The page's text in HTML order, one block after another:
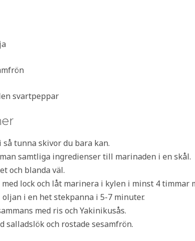
svartpeppar
tunna skivor du bara kan.
samtliga ingredienser till marinaden i en skål.
och blanda väl.
med lock och låt marinera i kylen i minst 4 timmar
oljan i en het stekpanna i 5-7 minuter.
med ris och Yakinikusås.
salladslök och rostade sesamfrön.